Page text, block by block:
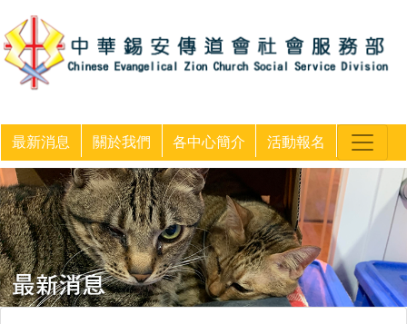
最新消息 關於我們 各中心簡介 活動報名